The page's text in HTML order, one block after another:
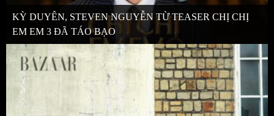
KỲ DUYÊN, STEVEN NGUYỄN TỪ TEASER CHỊ CHỊ
EM EM 3 ĐÃ TÁO BẠO